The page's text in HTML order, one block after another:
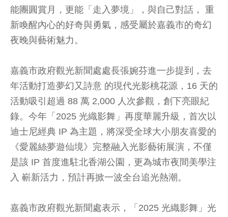
能團圓賞月，更能「走入夢境」，與自己對話， 重
新喚醒內心的好奇與勇氣，感受屬於嘉義市的奇幻
夜晚與藝術魅力。
嘉義市政府觀光新聞處處長張婉芬進一步提到，去
年活動打造夢幻又詩意 的現代光影桃花源，16 天的
活動吸引超過 88 萬 2,000 人次參觀，創下亮眼紀
錄。今年「2025 光織影舞」再度華麗升級，首次以
迪士尼經典 IP 為主題，將深受全球大小朋友喜愛的
《愛麗絲夢遊仙境》完整融入光影藝術展演，不僅
是該 IP 首度進駐北香湖公園，更為城市夜間美學注
入 嶄新活力，預計再掀一波全台追光熱潮。
嘉義市政府觀光新聞處表示，「2025 光織影舞」光